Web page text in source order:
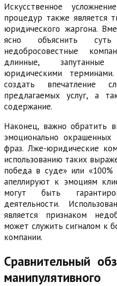
Искусственное
процедур также является
юридического жаргона.
ясно объяснить суть
недобросовестные
длинные,
юридическими
создать впечатление
предлагаемых услуг, а
содержание.
Наконец, важно обратить
эмоционально
фраз. Лже-юридические
использованию таких
победа в суде» или «100%
апеллируют к эмоциям
могут быть
деятельности.
является признаком
может служить сигналом к
компании.
Сравнительный